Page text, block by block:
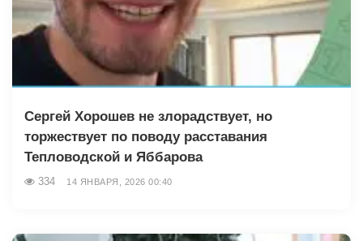
Сергей Хорошев не злорадствует, но
торжествует по поводу расставания
Тепловодской и Яббарова
334 14 ЯНВАРЯ, 2026 00:40